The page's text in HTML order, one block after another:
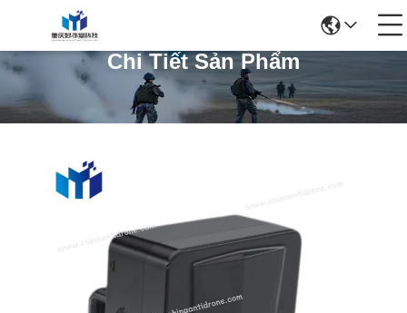
Chi Tiết Sản Phẩm